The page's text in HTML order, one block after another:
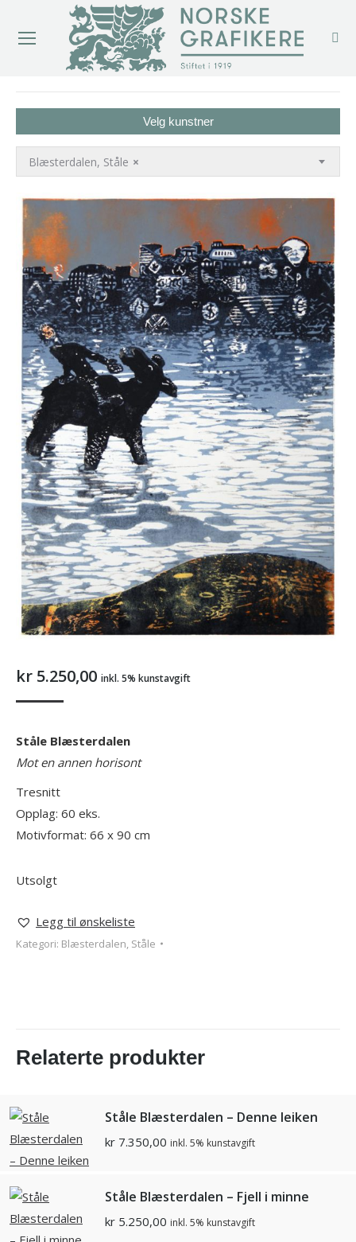
Velg kunstner
×
Blæsterdalen, Ståle
kr 5.250,00 inkl. 5% kunstavgift
Ståle Blæsterdalen
Mot en annen horisont
Tresnitt
Opplag: 60 eks.
Motivformat: 66 x 90 cm
Utsolgt
Legg til ønskeliste
Kategori: Blæsterdalen, Ståle
Relaterte produkter
Ståle Blæsterdalen – Denne leiken
kr 7.350,00 inkl. 5% kunstavgift
Ståle Blæsterdalen – Fjell i minne
kr 5.250,00 inkl. 5% kunstavgift